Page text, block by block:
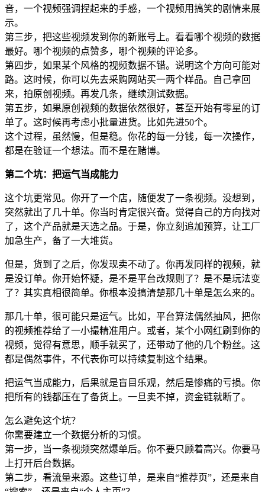
音，一个视频强调捏起来的手感，一个视频用搞笑的剧情来展
示。
第三步，把这些视频发到你的新账号上。看看哪个视频的数据
最好。哪个视频的点赞多，哪个视频的评论多。
第四步，如果某个风格的视频数据不错。说明这个方向可能对
路。这时候，你可以先去采购网站买一两个样品。自己拿回
来，拍原创视频。再发几条，继续测试数据。
第五步，如果原创视频的数据依然很好，甚至开始有零星的订
单了。这时候再考虑小批量进货。比如先进50个。
这个过程，虽然慢，但是稳。你花的每一分钱，每一次操作，
都是在验证一个想法。而不是在赌博。
第二个坑：把运气当成能力
这个坑更常见。你开了一个店，随便发了一条视频。没想到，
突然就出了几十单。你当时肯定很兴奋。觉得自己的方向找对
了，这个产品就是天选之品。于是，你立刻追加预算，让工厂
加急生产，备了一大堆货。
但是，货到了之后，你发现卖不动了。你再发同样的视频，就
是没订单。你开始怀疑，是不是平台改规则了？是不是玩法变
了？其实真相很简单。你根本没搞清楚那几十单是怎么来的。
那几十单，很可能只是运气。比如，平台算法偶然抽风，把你
的视频推荐给了一小撮精准用户。或者，某个小网红刷到你的
视频，觉得有意思，顺手就买了，还带动了他的几个粉丝。这
都是偶然事件，不代表你可以持续复制这个结果。
把运气当成能力，后果就是盲目乐观，然后是惨痛的亏损。你
把所有的钱都压在了备货上。一旦卖不掉，资金链就断了。
怎么避免这个坑？
你需要建立一个数据分析的习惯。
第一步，当一条视频突然爆单后。你不要只顾着高兴。你要马
上打开后台数据。
第二步，看流量来源。这些订单，是来自“推荐页”，还是来自